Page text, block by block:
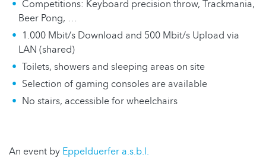
Competitions: Keyboard precision throw, Trackmania,
Beer Pong, …
1.000 Mbit/s Download and 500 Mbit/s Upload via
LAN (shared)
Toilets, showers and sleeping areas on site
Selection of gaming consoles are available
No stairs, accessible for wheelchairs
An event by Eppelduerfer a.s.b.l.